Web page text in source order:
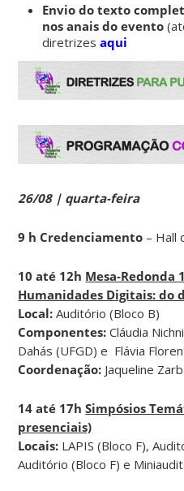
Envio do texto
nos anais do evento
diretrizesaqui
26/08 | quarta-feira
9 h Credenciamento – Hall
10 até 12h Mesa-Redonda
Humanidades Digitais: do
Local:Auditório (Bloco B)
Componentes: Cláudia
Dahás (UFGD) e Flávia
Coordenação: Jaqueline
14 até 17h Simpósios
presenciais)
Locais: LAPIS (Bloco F),
Auditório (Bloco F) e